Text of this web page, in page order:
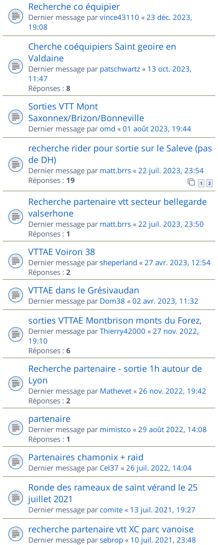
Recherche co équipier
Dernier message par vince43110 « 23 déc. 2023,
19:08
Cherche coéquipiers Saint geoire en
Valdaine
Dernier message par patschwartz « 13 oct. 2023,
11:47
Réponses : 8
Sorties VTT Mont
Saxonnex/Brizon/Bonneville
Dernier message par omd « 01 août 2023, 19:44
recherche rider pour sortie sur le Saleve (pas
de DH)
Dernier message par matt.brrs « 22 juil. 2023, 23:54
Réponses : 19 1 2
Recherche partenaire vtt secteur bellegarde
valserhone
Dernier message par matt.brrs « 22 juil. 2023, 23:50
Réponses : 1
VTTAE Voiron 38
Dernier message par sheperland « 27 avr. 2023, 12:54
Réponses : 2
VTTAE dans le Grésivaudan
Dernier message par Dom38 « 02 avr. 2023, 11:32
sorties VTTAE Montbrison monts du Forez,
Dernier message par Thierry42000 « 27 nov. 2022,
19:10
Réponses : 6
Recherche partenaire - sortie 1h autour de
Lyon
Dernier message par Mathevet « 26 nov. 2022, 19:42
Réponses : 2
partenaire
Dernier message par mimistco « 29 août 2022, 14:08
Réponses : 1
Partenaires chamonix + raid
Dernier message par Cel37 « 26 juil. 2022, 14:04
Ronde des rameaux de saint vérand le 25
juillet 2021
Dernier message par comite « 13 juil. 2021, 19:27
recherche partenaire vtt XC parc vanoise
Dernier message par sebrop « 10 juil. 2021, 23:48